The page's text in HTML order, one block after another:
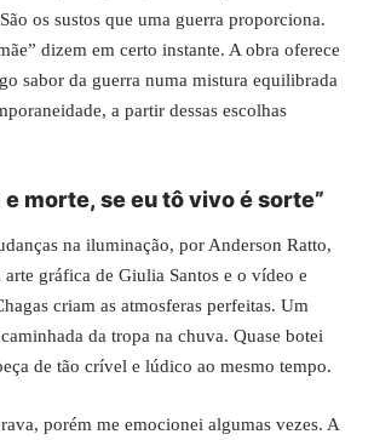
os sustos que uma guerra proporciona.
dizem em certo instante. A obra oferece
sabor da guerra numa mistura equilibrada
a partir dessas escolhas
morte, se eu tô vivo é sorte”
na iluminação, por Anderson Ratto,
gráfica de Giulia Santos e o vídeo e
criam as atmosferas perfeitas. Um
da tropa na chuva. Quase botei
de tão crível e lúdico ao mesmo tempo.
porém me emocionei algumas vezes. A